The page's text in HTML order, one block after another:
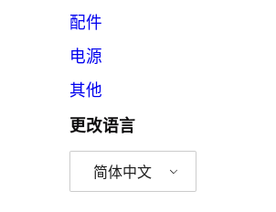
配件
电源
其他
更改语言
简体中文